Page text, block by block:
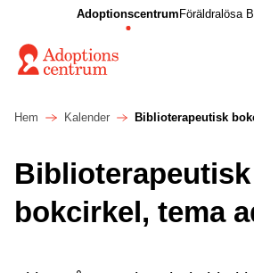
Adoptionscentrum Föräldralösa
Hem Kalender Biblioterapeutisk
Biblioterapeutisk
bokcirkel, tema